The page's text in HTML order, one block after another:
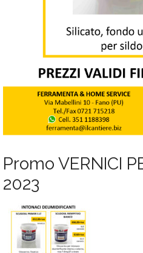
Promo VERNICI
2023